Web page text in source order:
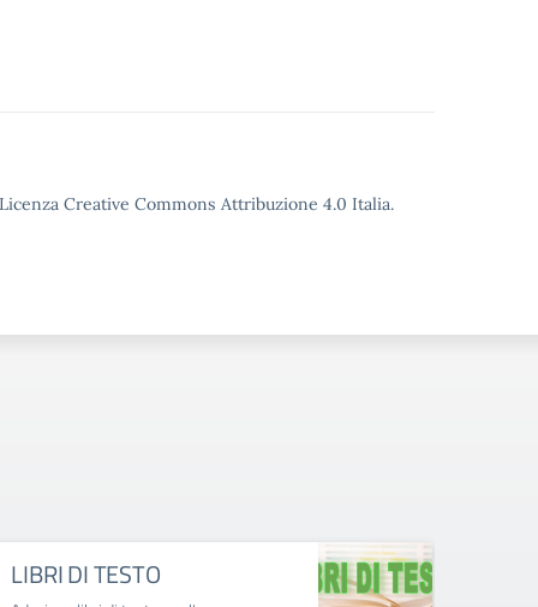
Creative Commons Attribuzione 4.0 Italia.
LIBRI DI TESTO